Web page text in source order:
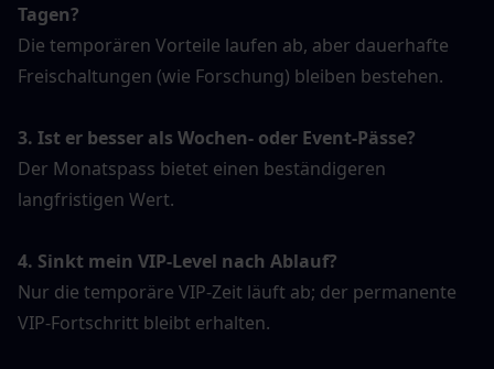
Tagen?
Die temporären Vorteile laufen ab, aber dauerhafte
Freischaltungen (wie Forschung) bleiben bestehen.
3. Ist er besser als Wochen- oder Event-Pässe?
Der Monatspass bietet einen beständigeren
langfristigen Wert.
4. Sinkt mein VIP-Level nach Ablauf?
Nur die temporäre VIP-Zeit läuft ab; der permanente
VIP-Fortschritt bleibt erhalten.